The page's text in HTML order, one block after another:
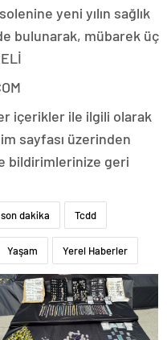
yeni yılın sağlık
bulunarak, mübarek üç
içerikler ile ilgili olarak
sayfası üzerinden
bildirimlerinize geri
son dakika Tcdd
Yaşam Yerel Haberler